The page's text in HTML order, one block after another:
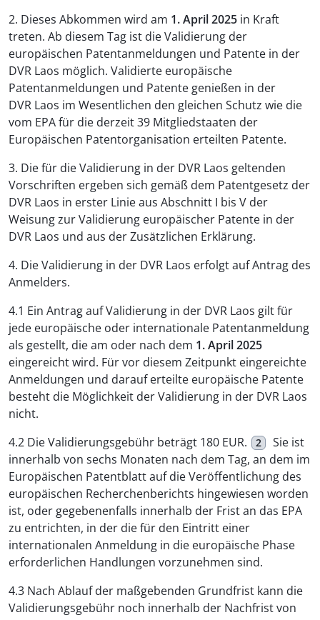
2. Dieses Abkommen wird am 1. April 2025 in Kraft
treten. Ab diesem Tag ist die Validierung der
europäischen Patentanmeldungen und Patente in der
DVR Laos möglich. Validierte europäische
Patentanmeldungen und Patente genießen in der
DVR Laos im Wesentlichen den gleichen Schutz wie die
vom EPA für die derzeit 39 Mitgliedstaaten der
Europäischen Patentorganisation erteilten Patente.
3. Die für die Validierung in der DVR Laos geltenden
Vorschriften ergeben sich gemäß dem Patentgesetz der
DVR Laos in erster Linie aus Abschnitt I bis V der
Weisung zur Validierung europäischer Patente in der
DVR Laos und aus der Zusätzlichen Erklärung.
4. Die Validierung in der DVR Laos erfolgt auf Antrag des
Anmelders.
4.1 Ein Antrag auf Validierung in der DVR Laos gilt für
jede europäische oder internationale Patentanmeldung
als gestellt, die am oder nach dem 1. April 2025
eingereicht wird. Für vor diesem Zeitpunkt eingereichte
Anmeldungen und darauf erteilte europäische Patente
besteht die Möglichkeit der Validierung in der DVR Laos
nicht.
4.2 Die Validierungsgebühr beträgt 180 EUR.
2
Sie ist
innerhalb von sechs Monaten nach dem Tag, an dem im
Europäischen Patentblatt auf die Veröffentlichung des
europäischen Recherchenberichts hingewiesen worden
ist, oder gegebenenfalls innerhalb der Frist an das EPA
zu entrichten, in der die für den Eintritt einer
internationalen Anmeldung in die europäische Phase
erforderlichen Handlungen vorzunehmen sind.
4.3 Nach Ablauf der maßgebenden Grundfrist kann die
Validierungsgebühr noch innerhalb der Nachfrist von